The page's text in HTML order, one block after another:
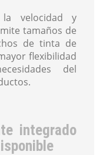
velocidad y
tamaños de
de tinta de
flexibilidad
del
integrado